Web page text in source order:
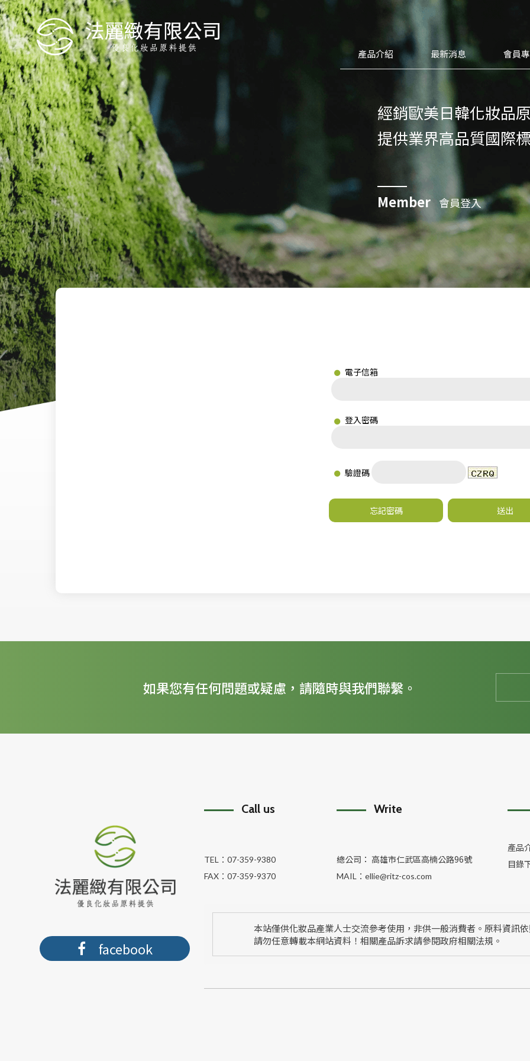
產品介紹 最新消息 會員
經銷歐美日韓化妝品
提供業界高品質國際
Member 會員登入
電子信箱
登入密碼
驗證碼
忘記密碼 送出
如果您有任何問題或疑慮，請隨時與我們聯繫。
facebook
Call us
TEL：07-359-9380
FAX：07-359-9370
Write
總公司： 高雄市仁武區高楠公路96號
MAIL： ellie@ritz-cos.com
產品
目錄
本站僅供化妝品產業人士交流參考使用，非供一般消費者。原料資訊
請勿任意轉載本網站資料！相關產品訴求請參閱政府相關法規。